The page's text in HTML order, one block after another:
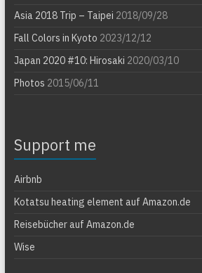
Asia 2018 Trip – Taipei 2018/09/28
Fall Colors in Kyoto 2023/12/12
Japan 2020 #10: Hirosaki 2020/03/10
Photos 2015/06/11
Support me
Airbnb
Kotatsu heating element auf Amazon.de
Reisebücher auf Amazon.de
Wise